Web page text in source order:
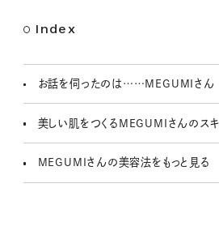
Index
お話を伺ったのは……MEGUMIさん
美しい肌をつくるMEGUMIさんのス
MEGUMIさんの美容法をもっと見る